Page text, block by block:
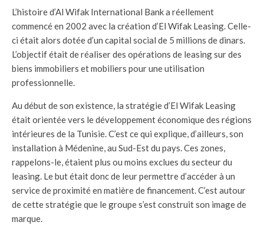
L’histoire d’Al Wifak International Bank a réellement
commencé en 2002 avec la création d’El Wifak Leasing. Celle-
ci était alors dotée d’un capital social de 5 millions de dinars.
L’objectif était de réaliser des opérations de leasing sur des
biens immobiliers et mobiliers pour une utilisation
professionnelle.
Au début de son existence, la stratégie d’El Wifak Leasing
était orientée vers le développement économique des régions
intérieures de la Tunisie. C’est ce qui explique, d’ailleurs, son
installation à Médenine, au Sud-Est du pays. Ces zones,
rappelons-le, étaient plus ou moins exclues du secteur du
leasing. Le but était donc de leur permettre d’accéder à un
service de proximité en matière de financement. C’est autour
de cette stratégie que le groupe s’est construit son image de
marque.